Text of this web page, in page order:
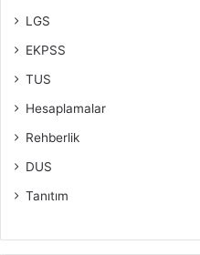
LGS
EKPSS
TUS
Hesaplamalar
Rehberlik
DUS
Tanıtım